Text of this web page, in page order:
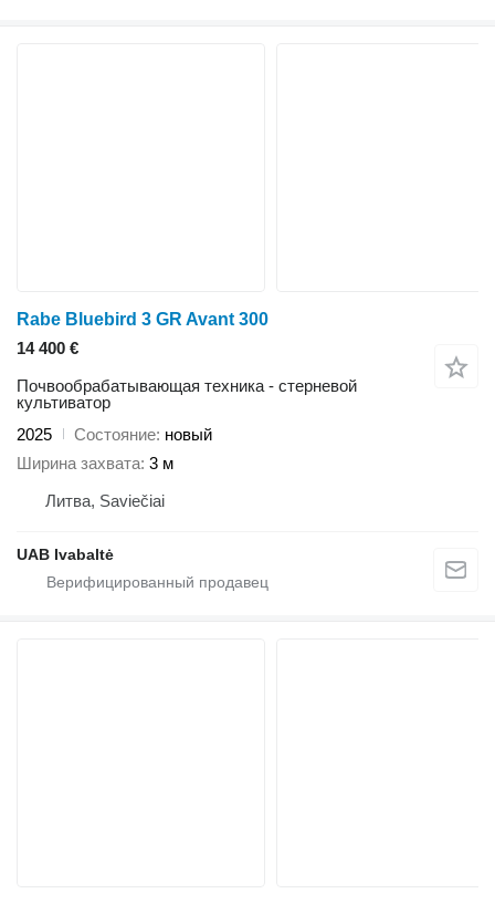
Rabe Bluebird 3 GR Avant 300
14 400 €
Почвообрабатывающая техника - стерневой
культиватор
2025
Состояние новый
Ширина захвата 3 м
Литва, Saviečiai
UAB Ivabaltė